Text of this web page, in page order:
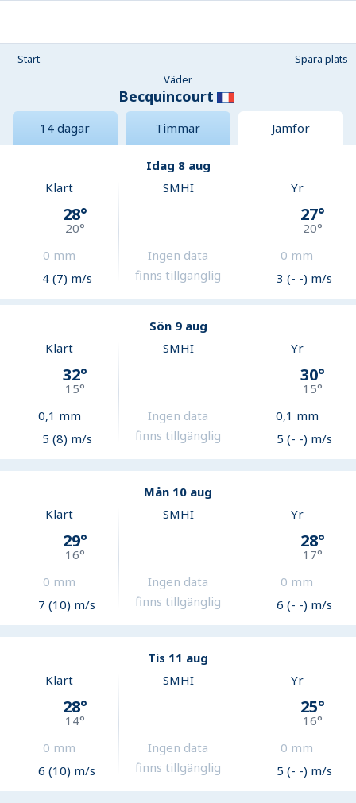
Start
Spara plats
Väder
Becquincourt
14 dagar Timmar Jämför
Idag 8 aug
Klart
28°
20°
0 mm
4 (7) m/s
SMHI
Ingen data
finns tillgänglig
Yr
27°
20°
0 mm
3 (- -) m/s
Sön 9 aug
Klart
32°
15°
0,1 mm
5 (8) m/s
SMHI
Ingen data
finns tillgänglig
Yr
30°
15°
0,1 mm
5 (- -) m/s
Mån 10 aug
Klart
29°
16°
0 mm
7 (10) m/s
SMHI
Ingen data
finns tillgänglig
Yr
28°
17°
0 mm
6 (- -) m/s
Tis 11 aug
Klart
28°
14°
0 mm
6 (10) m/s
SMHI
Ingen data
finns tillgänglig
Yr
25°
16°
0 mm
5 (- -) m/s